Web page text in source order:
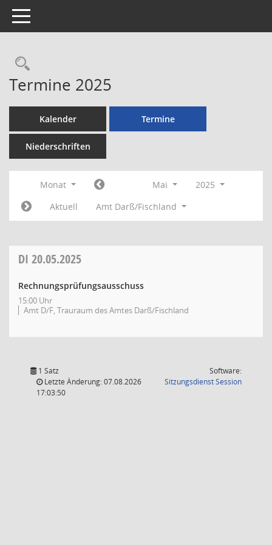
Toggle navigation
Rechercheauswahl
Termine 2025
Kalender Termine
Niederschriften
Monat Mai
2025
Aktuell
Amt Darß/Fischland
DI 20.05.2025
Rechnungsprüfungsausschuss
15:00 Uhr
Amt D/F, Trauraum des Amtes Darß/Fischland
1 Satz
Letzte Änderung: 07.08.2026
17:03:50
Software:
SitzungsdienstSession(Wird in